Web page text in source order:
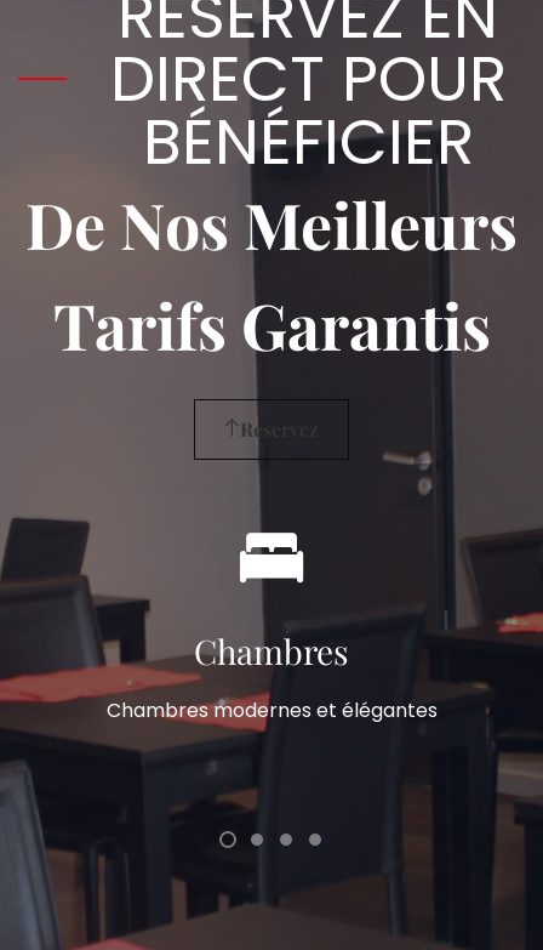
DIRECT POUR
BÉNÉFICIER
De Nos Meilleurs
Tarifs Garantis
Reservez
Chambres
Chambres modernes et élégantes